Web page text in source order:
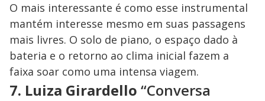
O mais interessante é como esse instrumental
mantém interesse mesmo em suas passagens
mais livres. O solo de piano, o espaço dado à
bateria e o retorno ao clima inicial fazem a
faixa soar como uma intensa viagem.
7. Luiza Girardello “Conversa